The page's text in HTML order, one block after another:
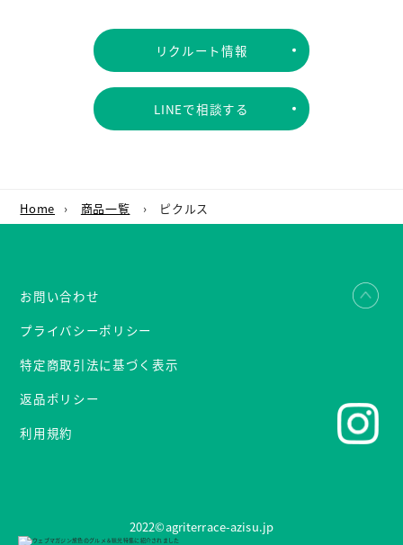
リクルート情報
LINEで相談する
Home › 商品一覧 › ピクルス
お問い合わせ
プライバシーポリシー
特定商取引法に基づく表示
返品ポリシー
利用規約
2022©︎agriterrace-azisu.jp